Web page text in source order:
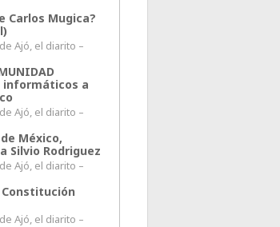
Carlos Mugica?
Ajó, el diarito –
informáticos a
Ajó, el diarito –
México,
Silvio Rodriguez
Ajó, el diarito –
Constitución
Ajó, el diarito –